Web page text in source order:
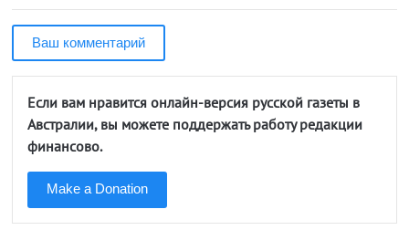
Ваш комментарий
Если вам нравится онлайн-версия русской газеты в
Австралии, вы можете поддержать работу редакции
финансово.
Make a Donation